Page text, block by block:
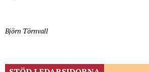
Björn Törnvall